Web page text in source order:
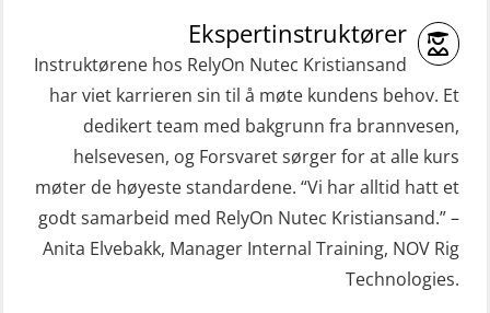
HLO/Søk & Redningslag kombinasjon
– repetisjon (OSC1161)
Helikopterevakuering inkl.
Pustelunge (OSE1251)
Helikopterevakuering med HABD,
inkl. Brannslukking og Førstehjelp-
sivile mannskaper (FSC119)
STCW Grunnkurs Redningsfarkoster
(MBSBLE022)
STCW Hurtiggående mann over bord
båt (HMOB) (MSE100)
STCW Hurtiggående mann over bord
båt (HMOB) oppdatering (MSE1001)
STCW Livbåtfører redningsfarkoster
Ekspertinstruktører
Instruktørene hos RelyOn Nutec Kristiansand
har viet karrieren sin til å møte kundens behov. Et
dedikert team med bakgrunn fra brannvesen,
helsevesen, og Forsvaret sørger for at alle kurs
møter de høyeste standardene. “Vi har alltid hatt et
godt samarbeid med RelyOn Nutec Kristiansand.” –
Anita Elvebakk, Manager Internal Training, NOV Rig
Technologies.